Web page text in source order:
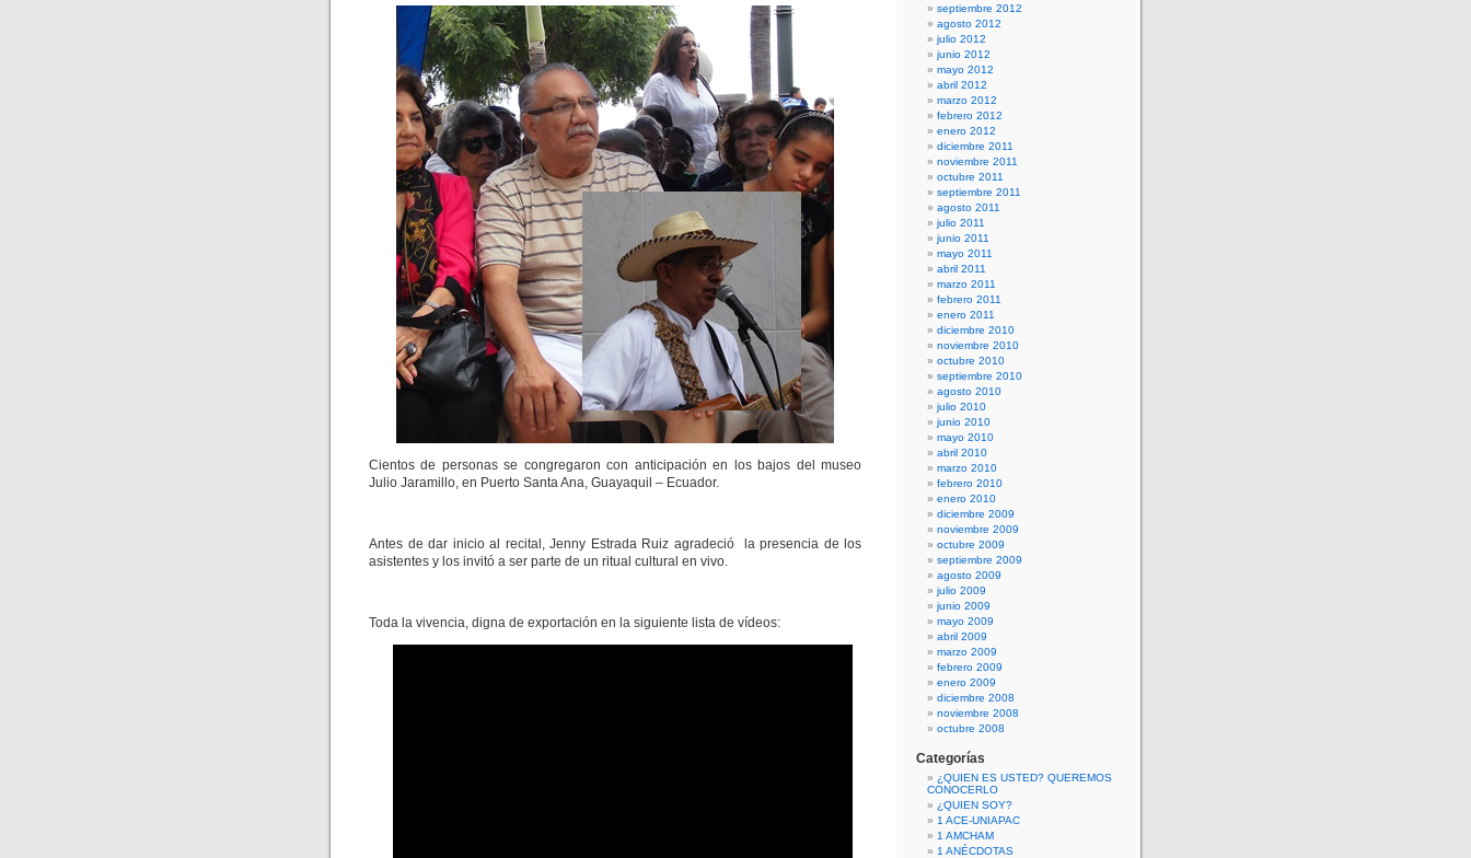
Cientos de personas se congregaron con anticipación en los bajos del museo
Julio Jaramillo, en Puerto Santa Ana, Guayaquil – Ecuador.
Antes de dar inicio al recital, Jenny Estrada Ruiz agradeció la presencia de los
asistentes y los invitó a ser parte de un ritual cultural en vivo.
Toda la vivencia, digna de exportación en la siguiente lista de vídeos:
septiembre 2012
agosto 2012
julio 2012
junio 2012
mayo 2012
abril 2012
marzo 2012
febrero 2012
enero 2012
diciembre 2011
noviembre 2011
octubre 2011
septiembre 2011
agosto 2011
julio 2011
junio 2011
mayo 2011
abril 2011
marzo 2011
febrero 2011
enero 2011
diciembre 2010
noviembre 2010
octubre 2010
septiembre 2010
agosto 2010
julio 2010
junio 2010
mayo 2010
abril 2010
marzo 2010
febrero 2010
enero 2010
diciembre 2009
noviembre 2009
octubre 2009
septiembre 2009
agosto 2009
julio 2009
junio 2009
mayo 2009
abril 2009
marzo 2009
febrero 2009
enero 2009
diciembre 2008
noviembre 2008
octubre 2008
Categorías
¿QUIEN ES USTED? QUEREMOS
CONOCERLO
¿QUIEN SOY?
1 ACE-UNIAPAC
1 AMCHAM
1 ANÉCDOTAS